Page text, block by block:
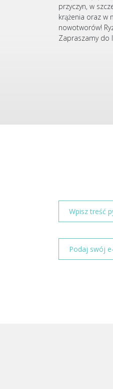
przyczyn, w
krążenia oraz w
nowotworów!
Zapraszamy do